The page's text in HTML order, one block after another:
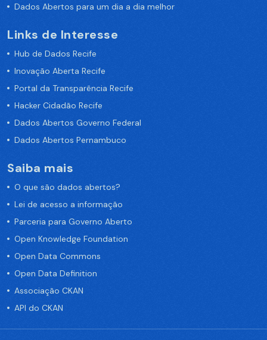
Dados Abertos para um dia a dia melhor
Links de Interesse
Hub de Dados Recife
Inovação Aberta Recife
Portal da Transparência Recife
Hacker Cidadão Recife
Dados Abertos Governo Federal
Dados Abertos Pernambuco
Saiba mais
O que são dados abertos?
Lei de acesso a informação
Parceria para Governo Aberto
Open Knowledge Foundation
Open Data Commons
Open Data Definition
Associação CKAN
API do CKAN